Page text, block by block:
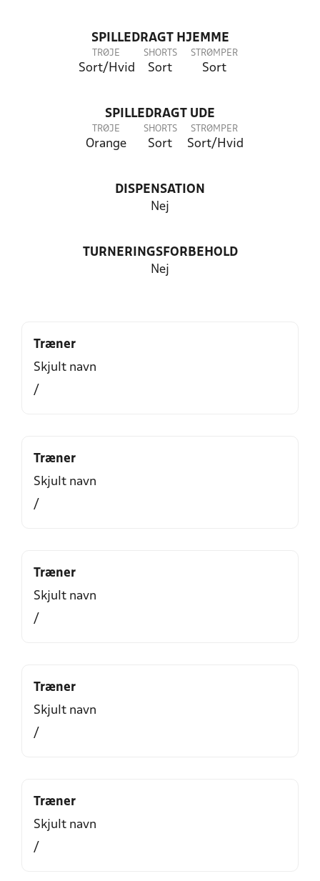
SPILLEDRAGT HJEMME
TRØJE
Sort/Hvid
SHORTS
Sort
STRØMPER
Sort
SPILLEDRAGT UDE
TRØJE
Orange
SHORTS
Sort
STRØMPER
Sort/Hvid
DISPENSATION
Nej
TURNERINGSFORBEHOLD
Nej
Træner
Skjult navn
/
Træner
Skjult navn
/
Træner
Skjult navn
/
Træner
Skjult navn
/
Træner
Skjult navn
/